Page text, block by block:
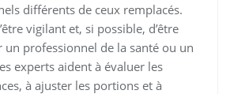
différents de ceux remplacés.
vigilant et, si possible, d’être
un professionnel de la santé ou un
experts aident à évaluer les
à ajuster les portions et à